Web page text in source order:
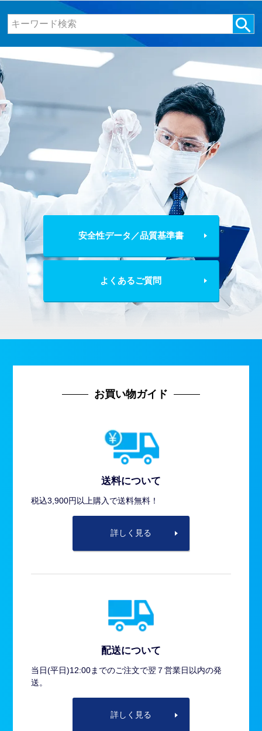
安全性データ／品質基準書
よくあるご質問
お買い物ガイド
送料について
税込3,900円以上購入で送料無料！
詳しく見る
配送について
当日(平日)12:00までのご注文で翌７営業日以内の発
送。
詳しく見る